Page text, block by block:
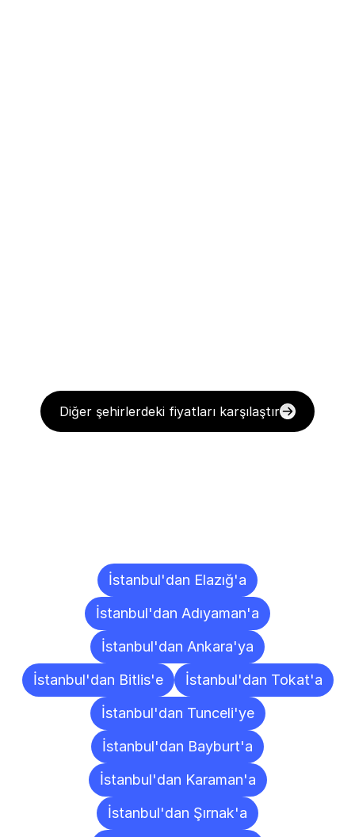
Diğer şehirlerdeki fiyatları karşılaştır
İstanbul'dan Elazığ'a
İstanbul'dan Adıyaman'a
İstanbul'dan Ankara'ya
İstanbul'dan Bitlis'e
İstanbul'dan Tokat'a
İstanbul'dan Tunceli'ye
İstanbul'dan Bayburt'a
İstanbul'dan Karaman'a
İstanbul'dan Şırnak'a